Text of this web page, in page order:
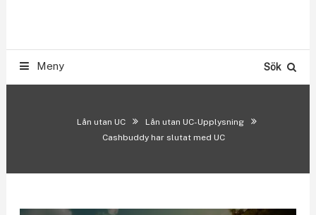
Content
Meny Sök
Lån utan UC
Lån utan UC-Upplysning
Cashbuddy har slutat med UC